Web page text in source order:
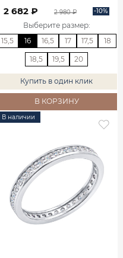
2 682 ₽ 2 980 ₽ -10%
Выберите размер:
15,5
16 16,5 17 17,5 18
18,5 19,5 20
Купить в один клик
В КОРЗИНУ
В наличии